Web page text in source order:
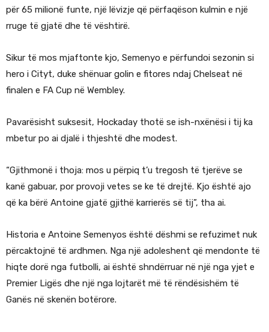
për 65 milionë funte, një lëvizje që përfaqëson kulmin e një
rruge të gjatë dhe të vështirë.
Sikur të mos mjaftonte kjo, Semenyo e përfundoi sezonin si
hero i Cityt, duke shënuar golin e fitores ndaj Chelseat në
finalen e FA Cup në Wembley.
Pavarësisht suksesit, Hockaday thotë se ish-nxënësi i tij ka
mbetur po ai djalë i thjeshtë dhe modest.
“Gjithmonë i thoja: mos u përpiq t’u tregosh të tjerëve se
kanë gabuar, por provoji vetes se ke të drejtë. Kjo është ajo
që ka bërë Antoine gjatë gjithë karrierës së tij”, tha ai.
Historia e Antoine Semenyos është dëshmi se refuzimet nuk
përcaktojnë të ardhmen. Nga një adoleshent që mendonte të
hiqte dorë nga futbolli, ai është shndërruar në një nga yjet e
Premier Ligës dhe një nga lojtarët më të rëndësishëm të
Ganës në skenën botërore.